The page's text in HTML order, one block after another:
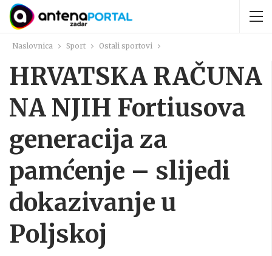
Naslovnica Sport Ostali sportovi
HRVATSKA RAČUNA
NA NJIH Fortiusova
generacija za
pamćenje – slijedi
dokazivanje u
Poljskoj